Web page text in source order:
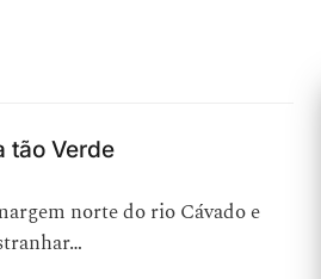
tão Verde
norte do rio Cávado e